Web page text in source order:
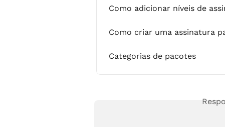
Como adicionar níveis de
Como criar uma assinatura
Categorias de pacotes